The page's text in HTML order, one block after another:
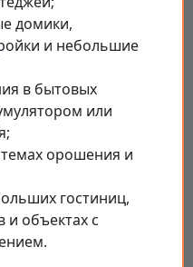
домики,
и небольшие
в бытовых
или
орошения и
гостиниц,
и объектах с